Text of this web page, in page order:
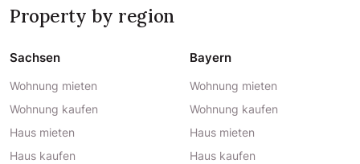
Property by region
Sachsen
Wohnung mieten
Wohnung kaufen
Haus mieten
Haus kaufen
Bayern
Wohnung mieten
Wohnung kaufen
Haus mieten
Haus kaufen